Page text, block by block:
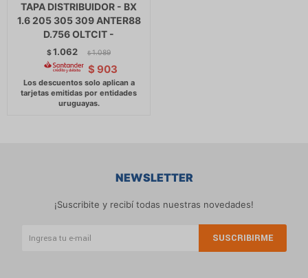
TAPA DISTRIBUIDOR - BX
1.6 205 305 309 ANTER88
D.756 OLTCIT -
$1.062 $ 1.089
$ 903
NEWSLETTER
¡Suscribite y recibí todas nuestras novedades!
SUSCRIBIRME